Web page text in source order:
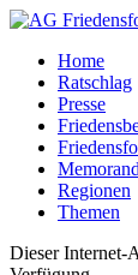
Home
Ratschlag
Presse
Regionen
Themen
Dieser Internet-